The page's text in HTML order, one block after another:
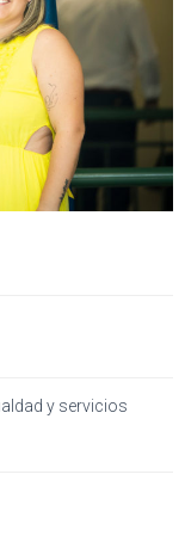
y servicios